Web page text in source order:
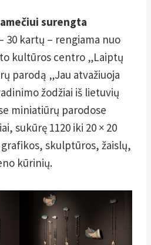
surengta
30 kartų – rengiama nuo
kultūros centro „Laiptų
parodą „Jau atvažiuoja
žodžiai iš lietuvių
miniatiūrų parodose
sukūrę 1120 iki 20 × 20
skulptūros, žaislų,
kūrinių.